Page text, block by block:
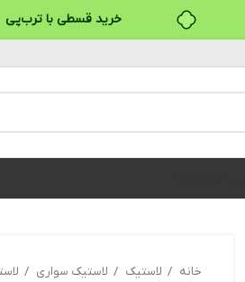
خرید قسطی با ترب‌پی
بدون ضامن، بدون سود
خرید قسطی با ترب‌پی
خانه لاستیک لاستیک سواری